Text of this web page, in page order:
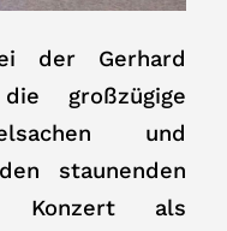
der Gerhard
großzügige
und
staunenden
Konzert als